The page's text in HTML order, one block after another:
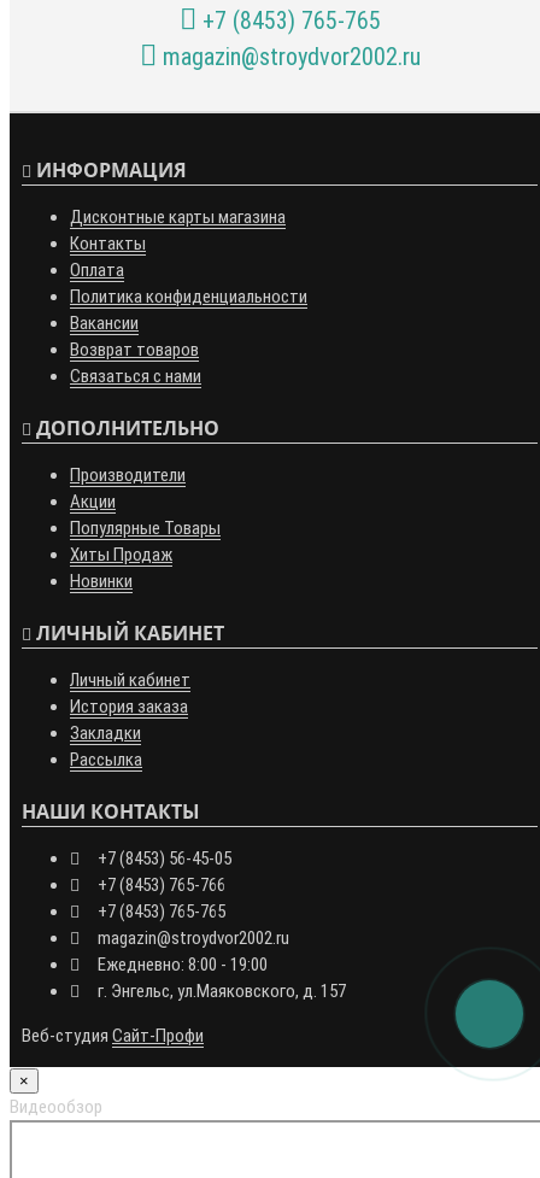
+7 (8453) 765-765
magazin@stroydvor2002.ru
ИНФОРМАЦИЯ
Дисконтные карты магазина
Контакты
Оплата
Политика конфиденциальности
Вакансии
Возврат товаров
Связаться с нами
ДОПОЛНИТЕЛЬНО
Производители
Акции
Популярные Товары
Хиты Продаж
Новинки
ЛИЧНЫЙ КАБИНЕТ
Личный кабинет
История заказа
Закладки
Рассылка
НАШИ КОНТАКТЫ
+7 (8453) 56-45-05
+7 (8453) 765-766
+7 (8453) 765-765
magazin@stroydvor2002.ru
Ежедневно: 8:00 - 19:00
г. Энгельс, ул.Маяковского, д. 157
Веб-студия Сайт-Профи
×
Видеообзор